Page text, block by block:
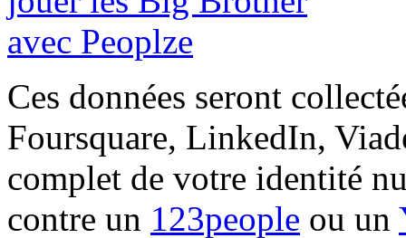
Ces données seront
Foursquare, LinkedIn,
complet de votre identité
contre un 123people ou un